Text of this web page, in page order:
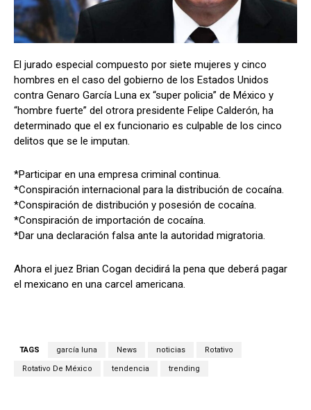
El jurado especial compuesto por siete mujeres y cinco
hombres en el caso del gobierno de los Estados Unidos
contra Genaro García Luna ex “super policia” de México y
“hombre fuerte” del otrora presidente Felipe Calderón, ha
determinado que el ex funcionario es culpable de los cinco
delitos que se le imputan.
*Participar en una empresa criminal continua.
*Conspiración internacional para la distribución de cocaína.
*Conspiración de distribución y posesión de cocaína.
*Conspiración de importación de cocaína.
*Dar una declaración falsa ante la autoridad migratoria.
Ahora el juez Brian Cogan decidirá la pena que deberá pagar
el mexicano en una carcel americana.
TAGS garcía luna News noticias Rotativo
Rotativo De México tendencia trending